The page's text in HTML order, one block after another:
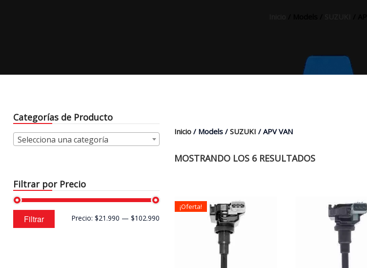
Categorías de Producto
Selecciona una categoría
Filtrar por Precio
Precio
mínimo
Precio
máximo
Filtrar Precio: $21.990 — $102.990
Inicio / Models / SUZUKI / APV VAN
MOSTRANDO LOS 6 RESULTADOS
¡Oferta!